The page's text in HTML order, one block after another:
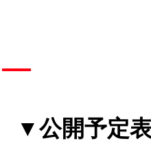
▼公開予定